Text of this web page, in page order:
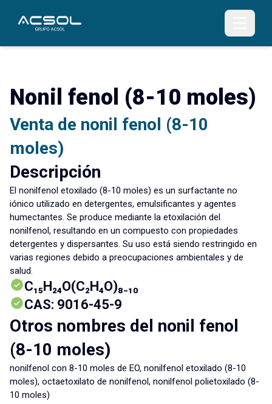
Nonil fenol (8-10 moles)
Venta de nonil fenol (8-10
moles)
Descripción
El nonilfenol etoxilado (8-10 moles) es un surfactante no
iónico utilizado en detergentes, emulsificantes y agentes
humectantes. Se produce mediante la etoxilación del
nonilfenol, resultando en un compuesto con propiedades
detergentes y dispersantes. Su uso está siendo restringido en
varias regiones debido a preocupaciones ambientales y de
salud.
C₁₅H₂₄O(C₂H₄O)₈₋₁₀
CAS: 9016-45-9
Otros nombres del nonil fenol
(8-10 moles)
nonilfenol con 8-10 moles de EO, nonilfenol etoxilado (8-10
moles), octaetoxilato de nonilfenol, nonilfenol polietoxilado (8-
10 moles)